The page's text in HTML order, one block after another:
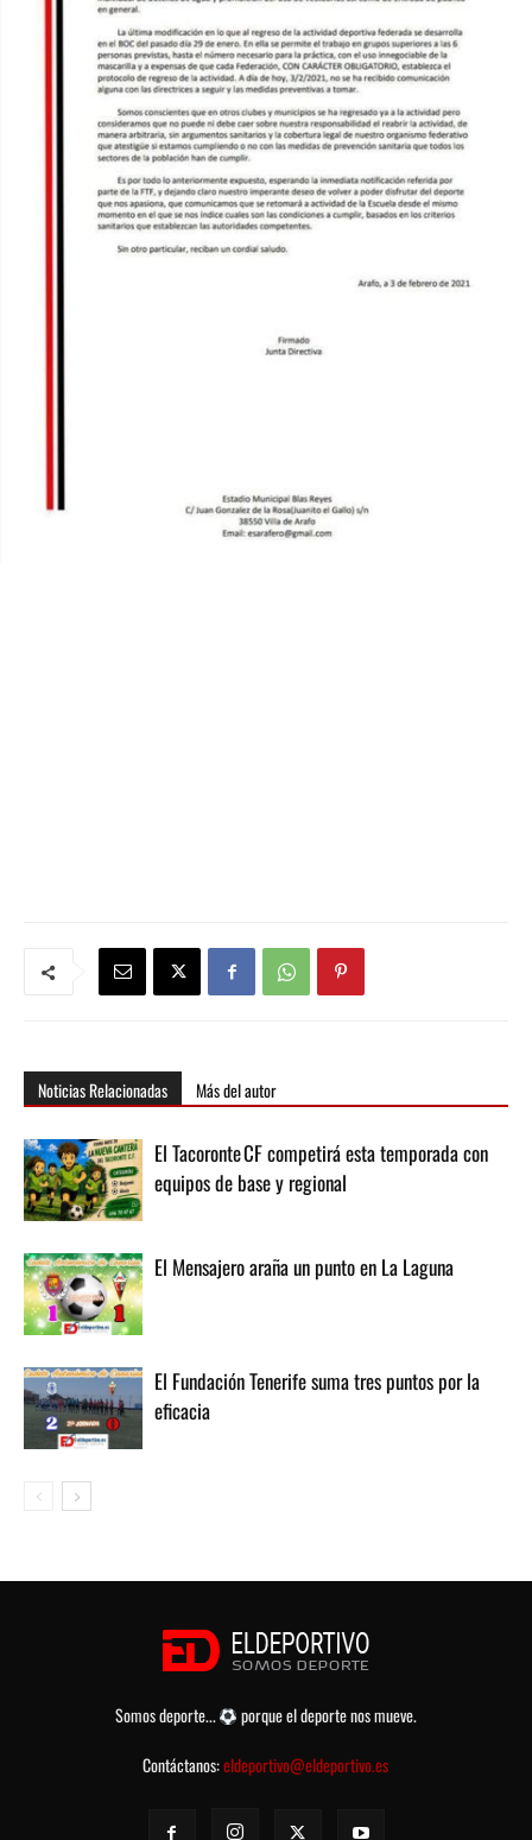
Noticias Relacionadas Más del autor
El Tacoronte CF competirá esta temporada con
equipos de base y regional
El Mensajero araña un punto en La Laguna
El Fundación Tenerife suma tres puntos por la
eficacia
Somos deporte...
porque el deporte nos mueve.
Contáctanos:eldeportivo@eldeportivo.es